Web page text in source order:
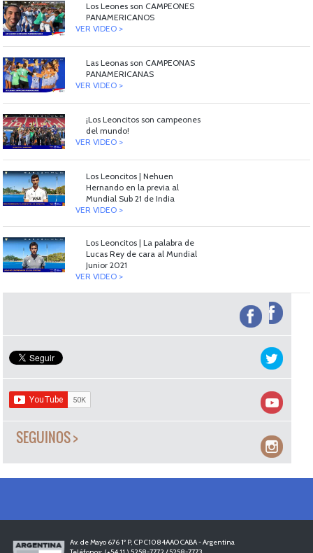
Los Leones son CAMPEONES
PANAMERICANOS
VER VIDEO >
Las Leonas son CAMPEONAS
PANAMERICANAS
VER VIDEO >
¡Los Leoncitos son campeones
del mundo!
VER VIDEO >
Los Leoncitos | Nehuen
Hernando en la previa al
Mundial Sub 21 de India
VER VIDEO >
Los Leoncitos | La palabra de
Lucas Rey de cara al Mundial
Junior 2021
VER VIDEO >
SEGUINOS >
Av. de Mayo 676 1º P, CP C1084AAO CABA - Argentina